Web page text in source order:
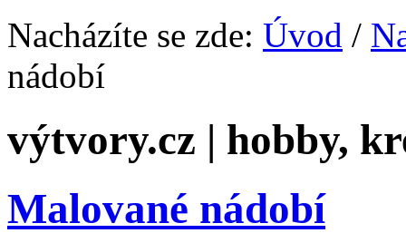
Nacházíte se zde: Úvod /
nádobí
výtvory.cz | hobby,
Malované nádobí